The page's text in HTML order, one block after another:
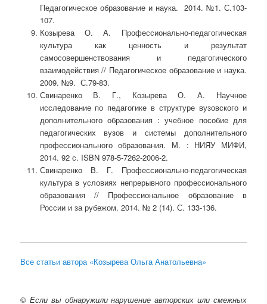
Педагогическое образование и наука. 2014. №1. С.103-
107.
Козырева О. А. Профессионально-педагогическая
культура как ценность и результат
самосовершенствования и педагогического
взаимодействия // Педагогическое образование и наука.
2009. №9. С.79-83.
Свинаренко В. Г., Козырева О. А. Научное
исследование по педагогике в структуре вузовского и
дополнительного образования : учебное пособие для
педагогических вузов и системы дополнительного
профессионального образования. М. : НИЯУ МИФИ,
2014. 92 с. ISBN 978-5-7262-2006-2.
Свинаренко В. Г. Профессионально-педагогическая
культура в условиях непрерывного профессионального
образования // Профессиональное образование в
России и за рубежом. 2014. № 2 (14). С. 133-136.
Все статьи автора «Козырева Ольга Анатольевна»
© Если вы обнаружили нарушение авторских или смежных